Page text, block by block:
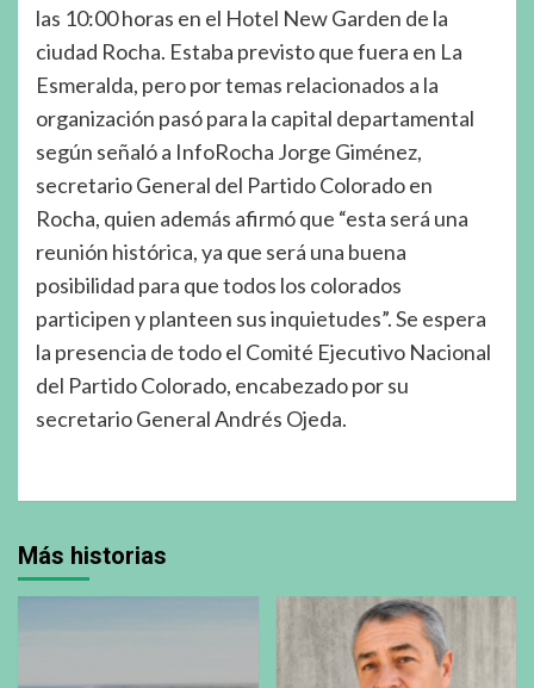
las 10:00 horas en el Hotel New Garden de la
ciudad Rocha. Estaba previsto que fuera en La
Esmeralda, pero por temas relacionados a la
organización pasó para la capital departamental
según señaló a InfoRocha Jorge Giménez,
secretario General del Partido Colorado en
Rocha, quien además afirmó que “esta será una
reunión histórica, ya que será una buena
posibilidad para que todos los colorados
participen y planteen sus inquietudes”. Se espera
la presencia de todo el Comité Ejecutivo Nacional
del Partido Colorado, encabezado por su
secretario General Andrés Ojeda.
Más historias